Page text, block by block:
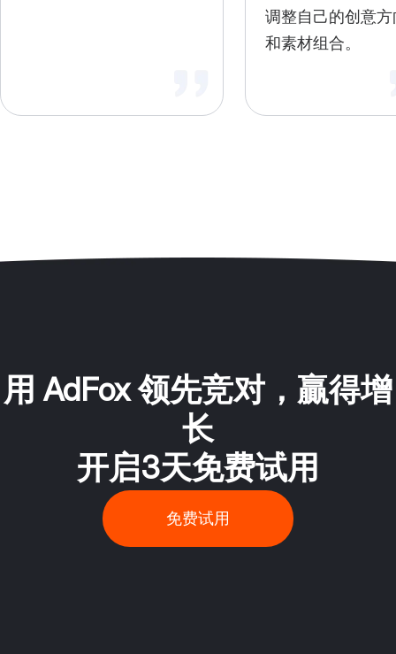
调整自己的创意方
和素材组合。
用 AdFox 领先竞对，贏得增
长
开启3天免费试用
免费试用